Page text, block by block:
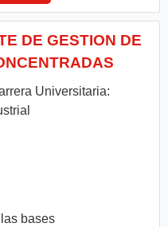
DE GESTION DE
Universitaria:
bases